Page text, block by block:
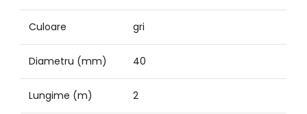
Culoare gri
Diametru (mm) 40
Lungime (m) 2